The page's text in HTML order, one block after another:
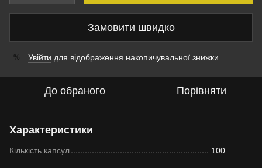
Замовити швидко
% Увійти для відображення накопичувальної знижки
До обраного Порівняти
Характеристики
Кількість капсул 100